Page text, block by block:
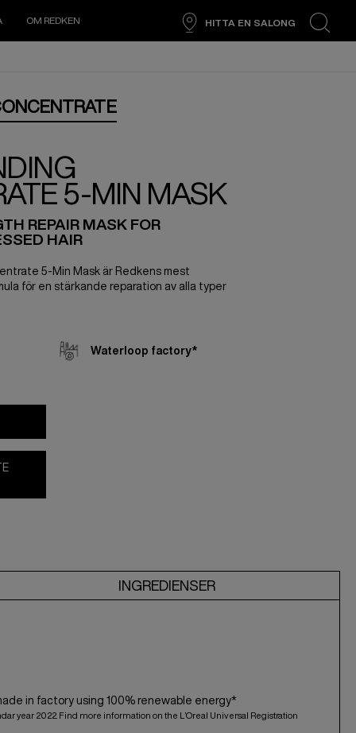
OM REDKEN
HITTA EN SALONG
search
5-MIN MASK
REPAIR MASK FOR
HAIR
5-Min Mask är Redkens mest
för en stärkande reparation av alla typer
Waterloop factory*
INGREDIENSER
in factory using 100% renewable energy*
year 2022. Find more information on the L’Oreal Universal Registration